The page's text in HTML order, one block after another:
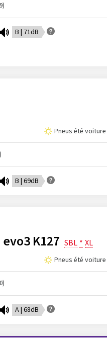
B | 71dB
Pneus été
B | 69dB
K127 SBL * XL
Pneus été
A | 68dB